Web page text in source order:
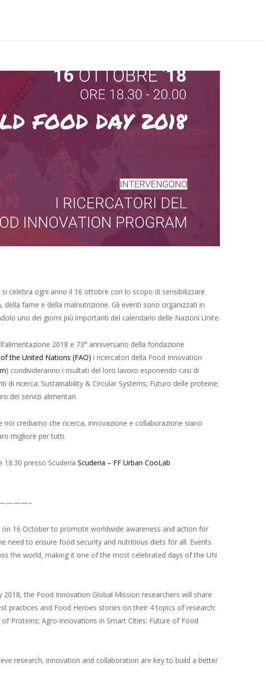
celebra ogni anno il 16 ottobre con lo scopo di sensibilizzare
della fame e della malnutrizione. Gli eventi sono organizzati in
uno dei giorni più importanti del calendario delle Nazioni Unite.
2018 e 73° anniversario della fondazione
the United Nations (FAO) i ricercatori della Food Innovation
) condivideranno i risultati del loro lavoro esponendo casi di
di ricerca: Sustainability & Circular Systems; Futuro delle proteine;
dei servizi alimentari.
crediamo che ricerca, innovazione e collaborazione siano
migliore per tutti.
presso Scuderia Scuderia – FF Urban CooLab
16 October to promote worldwide awareness and action for
need to ensure food security and nutritious diets for all. Events
the world, making it one of the most celebrated days of the UN
the Food Innovation Global Mission researchers will share
practices and Food Heroes stories on their 4 topics of research:
Proteins; Agro-innovations in Smart Cities; Future of Food
research, innovation and collaboration are key to build a better